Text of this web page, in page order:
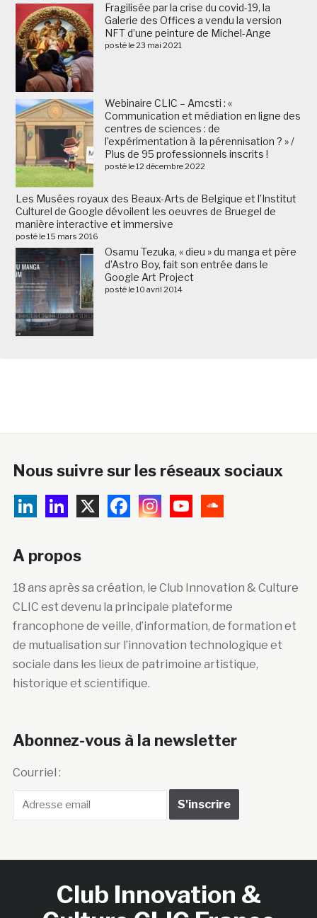
Fragilisée par la crise du covid-19, la
Galerie des Offices a vendu la version
NFT d’une peinture de Michel-Ange
posté le 23 mai 2021
Webinaire CLIC – Amcsti : «
Communication et médiation en ligne des
centres de sciences : de
l’expérimentation à la pérennisation ? » /
Plus de 95 professionnels inscrits !
posté le 12 décembre 2022
Les Musées royaux des Beaux-Arts de Belgique et l’Institut
Culturel de Google dévoilent les oeuvres de Bruegel de
manière interactive et immersive
posté le 15 mars 2016
Osamu Tezuka, « dieu » du manga et père
d’Astro Boy, fait son entrée dans le
Google Art Project
posté le 10 avril 2014
Nous suivre sur les réseaux sociaux
A propos
18 ans après sa création, le Club Innovation & Culture
CLIC est devenu la principale plateforme
francophone de veille, d’information, de formation et
de mutualisation sur l’innovation technologique et
sociale dans les lieux de patrimoine artistique,
historique et scientifique.
Abonnez-vous à la newsletter
Courriel :
Club Innovation &